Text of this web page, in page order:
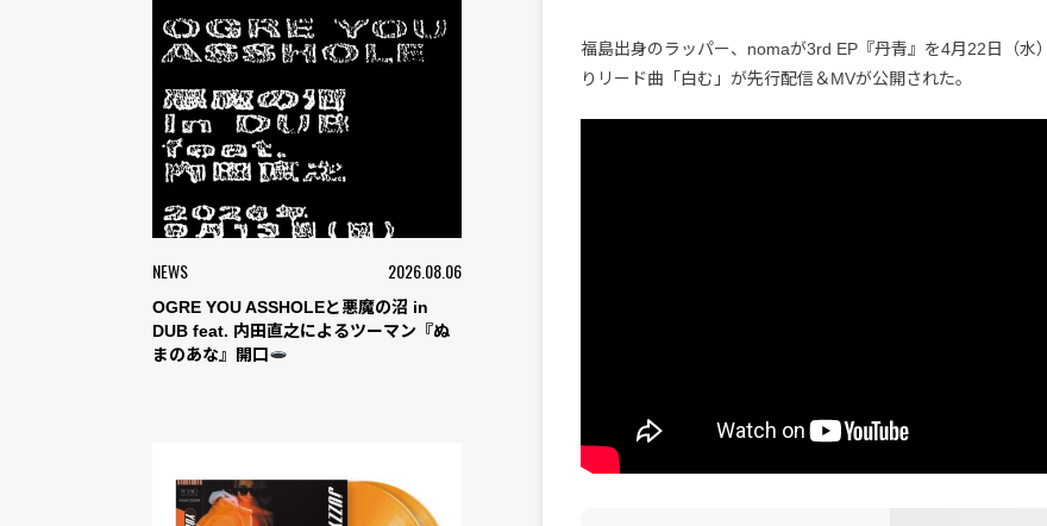
NEWS 2026.08.06
OGRE YOU ASSHOLEと悪魔の沼 in
DUB feat. 内田直之によるツーマン『ぬ
まのあな』開口
福島出身のラッパー、nomaが3rd EP『丹青』を4月22日（水
りリード曲「白む」が先行配信＆MVが公開された。